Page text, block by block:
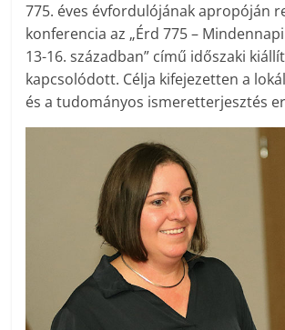
775. éves évfordulójának apropóján
konferencia az „Érd 775 –
13-16. században” című időszaki
kapcsolódott. Célja kifejezetten a
és a tudományos ismeretterjesztés